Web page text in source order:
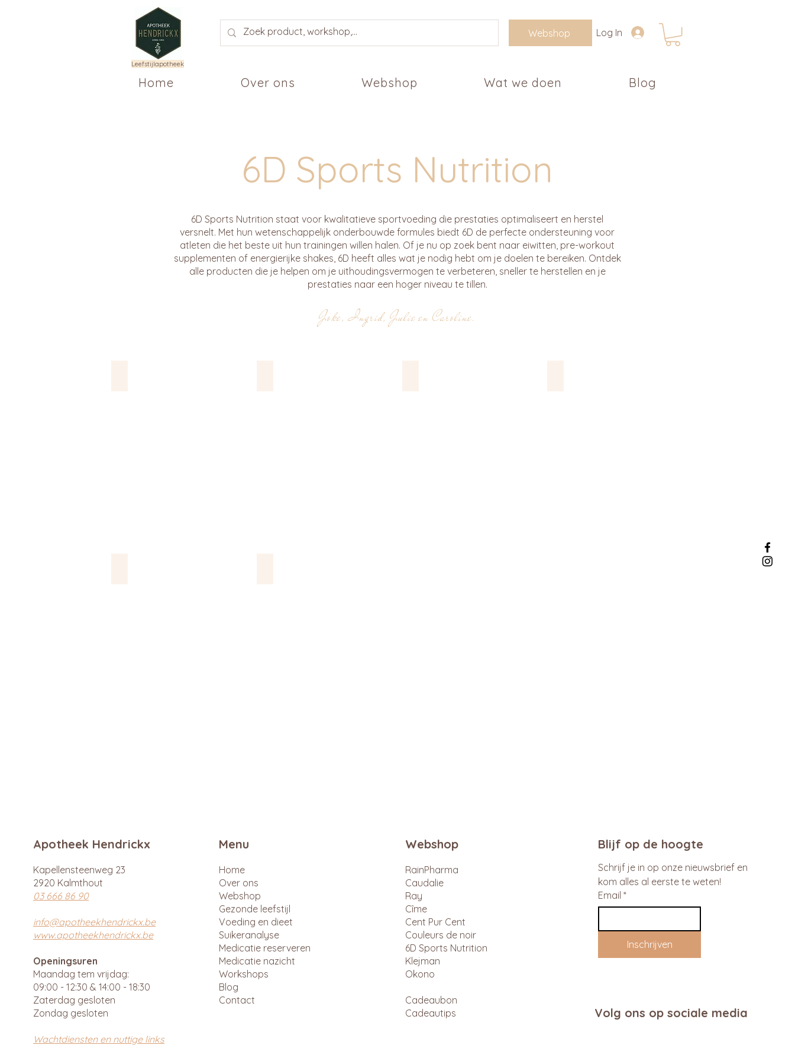
Webshop Log In
Home Over ons Webshop Wat we doen Blog
Leefstijlapotheek
6D Sports Nutrition
6D Sports Nutrition staat voor kwalitatieve sportvoeding die prestaties optimaliseert en herstel
versnelt. Met hun wetenschappelijk onderbouwde formules biedt 6D de perfecte ondersteuning voor
atleten die het beste uit hun trainingen willen halen. Of je nu op zoek bent naar eiwitten, pre-workout
supplementen of energierijke shakes, 6D heeft alles wat je nodig hebt om je doelen te bereiken. Ontdek
alle producten die je helpen om je uithoudingsvermogen te verbeteren, sneller te herstellen en je
prestaties naar een hoger niveau te tillen.
Joke, Ingrid, Julie en Caroline.
Apotheek Hendrickx
Kapellensteenweg 23
2920 Kalmthout
03 666 86 90
info@apotheekhendrickx.be
www.apotheekhendrickx.be
Openingsuren
Maandag tem vrijdag:
09:00 - 12:30 & 14:00 - 18:30
Zaterdag gesloten
Zondag gesloten
Wachtdiensten en nuttige links
Menu
Home
Over ons
Webshop
Gezonde leefstijl
Voeding en dieet
Suikeranalyse
Medicatie reserveren
Medicatie nazicht
Workshops
Blog
Contact
Webshop
RainPharma
Caudalie
Ray
Cîme
Cent Pur Cent
Couleurs de noir
6D Sports Nutrition
Klejman
Okono
Cadeaubon
Cadeautips
Blijf op de hoogte
Schrijf je in op onze nieuwsbrief en
kom alles al eerste te weten!
Email *
Inschrijven
Volg ons op sociale media